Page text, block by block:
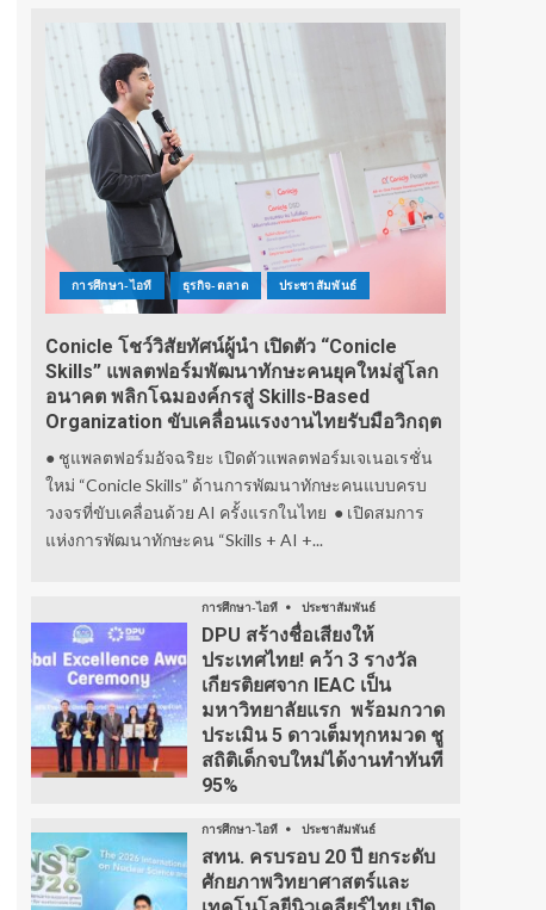
การศึกษา-ไอที ธุรกิจ-ตลาด ประชาสัมพันธ์
Conicle โชว์วิสัยทัศน์ผู้นำ เปิดตัว “Conicle
Skills” แพลตฟอร์มพัฒนาทักษะคนยุคใหม่สู่โลก
อนาคต พลิกโฉมองค์กรสู่ Skills-Based
Organization ขับเคลื่อนแรงงานไทยรับมือวิกฤต
● ชูแพลตฟอร์มอัจฉริยะ เปิดตัวแพลตฟอร์มเจเนอเรชั่น
ใหม่ “Conicle Skills” ด้านการพัฒนาทักษะคนแบบครบ
วงจรที่ขับเคลื่อนด้วย AI ครั้งแรกในไทย ● เปิดสมการ
แห่งการพัฒนาทักษะคน “Skills + AI +...
การศึกษา-ไอที ประชาสัมพันธ์
DPU สร้างชื่อเสียงให้
ประเทศไทย! คว้า 3 รางวัล
เกียรติยศจาก IEAC เป็น
มหาวิทยาลัยแรก พร้อมกวาด
ประเมิน 5 ดาวเต็มทุกหมวด ชู
สถิติเด็กจบใหม่ได้งานทำทันที
95%
การศึกษา-ไอที ประชาสัมพันธ์
สทน. ครบรอบ 20 ปี ยกระดับ
ศักยภาพวิทยาศาสตร์และ